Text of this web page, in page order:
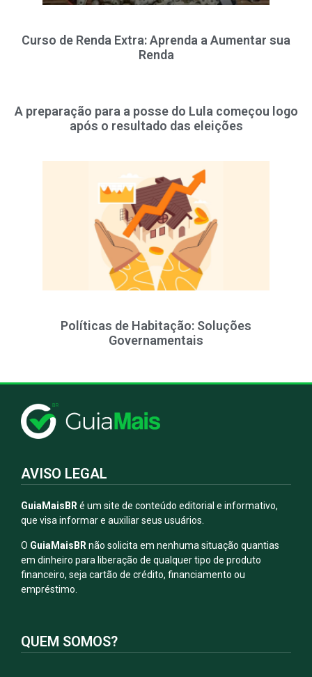
Curso de Renda Extra: Aprenda a Aumentar sua
Renda
A preparação para a posse do Lula começou logo
após o resultado das eleições
Políticas de Habitação: Soluções
Governamentais
AVISO LEGAL
GuiaMaisBRé um site de conteúdo editorial e informativo,
que visa informar e auxiliar seus usuários.
O GuiaMaisBR não solicita em nenhuma situação quantias
em dinheiro para liberação de qualquer tipo de produto
financeiro, seja cartão de crédito, financiamento ou
empréstimo.
QUEM SOMOS?